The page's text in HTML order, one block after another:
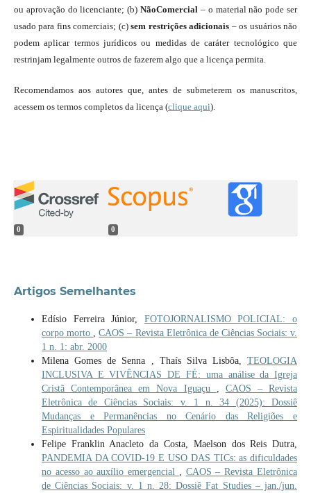
ou aprovação do licenciante; (b)NãoComercial – o material não pode ser
usado para fins comerciais; (c)sem restrições adicionais – os usuários não
podem aplicar termos jurídicos ou medidas de caráter tecnológico que
restrinjam legalmente outros de fazerem algo que a licença permita.
Recomendamos aos autores que, antes de submeterem os manuscritos,
acessem os termos completos da licença (clique aqui).
0 0
Artigos Semelhantes
Edísio Ferreira Júnior, FOTOJORNALISMO POLICIAL: o
corpo morto ,CAOS – Revista Eletrônica de Ciências Sociais: v.
1 n. 1: abr. 2000
Milena Gomes de Senna , Thaís Silva Lisbôa,TEOLOGIA
INCLUSIVA E VIVÊNCIAS DE FÉ: uma análise da Igreja
Cristã Contemporânea em Nova Iguaçu , CAOS – Revista
Eletrônica de Ciências Sociais: v. 1 n. 34 (2025): Dossiê
Mudanças e Permanências no Cenário das Religiões e
Espiritualidades Populares
Felipe Franklin Anacleto da Costa, Maelson dos Reis Dutra,
PANDEMIA DA COVID-19 E USO DAS TICs: as dificuldades
no acesso ao auxílio emergencial , CAOS – Revista Eletrônica
de Ciências Sociais: v. 1 n. 28: Dossiê Fat Studies – jan./jun.